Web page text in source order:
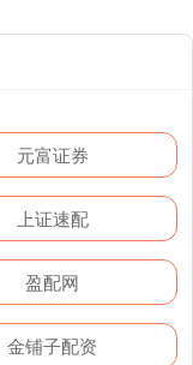
元富证券
上证速配
盈配网
金铺子配资